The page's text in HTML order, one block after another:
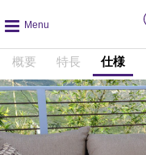
global
navigation
概要 特長 仕様